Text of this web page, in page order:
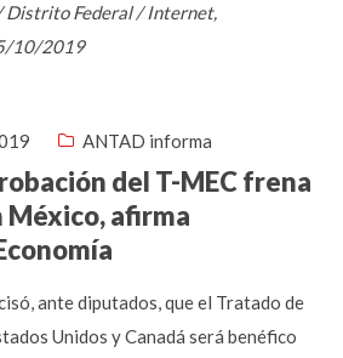
Distrito Federal / Internet,
10/2019
ANTAD informa
del T-MEC frena
México, afirma
ante diputados, que el Tratado de
Unidos y Canadá será benéfico